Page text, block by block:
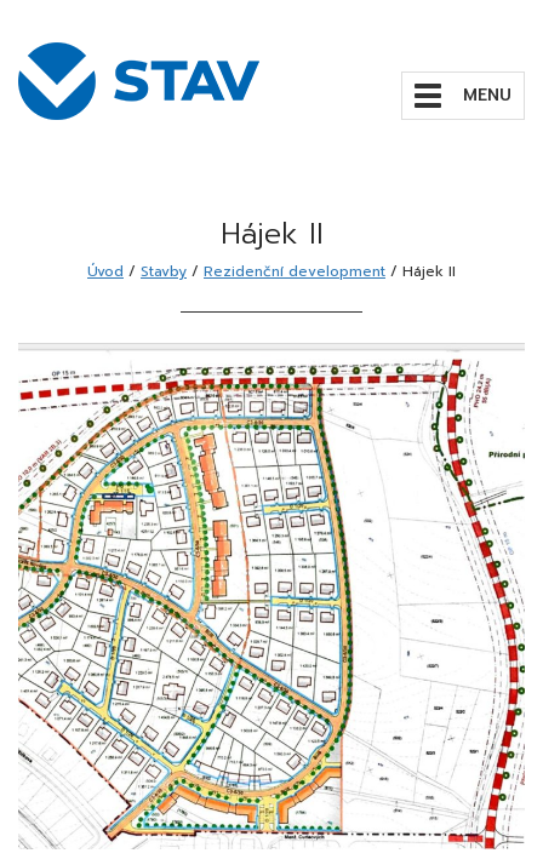
Zobrazit/skrýt
navigaci
Hájek II
Úvod / Stavby / Rezidenční development / Hájek II